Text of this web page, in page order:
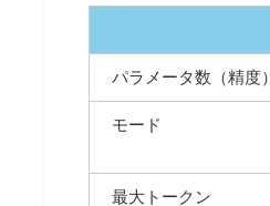
パラメータ数（精度）
モード
最大トークン